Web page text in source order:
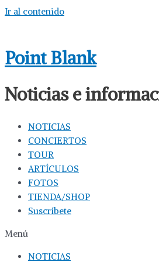
Ir al contenido
Point Blank
Noticias e
NOTICIAS
CONCIERTOS
TOUR
ARTÍCULOS
FOTOS
TIENDA/SHOP
Suscríbete
Menú
NOTICIAS